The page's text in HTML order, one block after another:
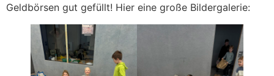
Geldbörsen gut gefüllt! Hier eine große Bildergalerie: